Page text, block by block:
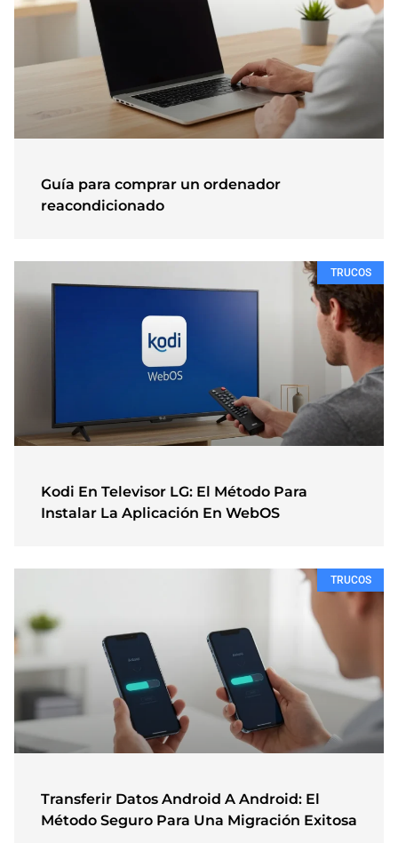
Guía para comprar un ordenador
reacondicionado
TRUCOS
Kodi En Televisor LG: El Método Para
Instalar La Aplicación En WebOS
TRUCOS
Transferir Datos Android A Android: El
Método Seguro Para Una Migración Exitosa